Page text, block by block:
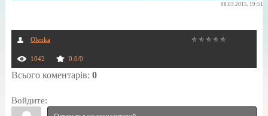
08.03.2015, 19:51
Olenka
1042 0.0/0
Всього коментарів: 0
Войдите: